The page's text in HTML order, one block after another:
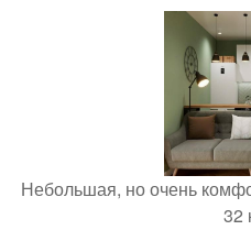
Небольшая, но очень
32